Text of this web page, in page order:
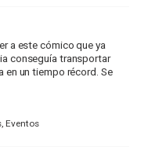
a este cómico que ya
conseguía transportar
en un tiempo récord. Se
Eventos